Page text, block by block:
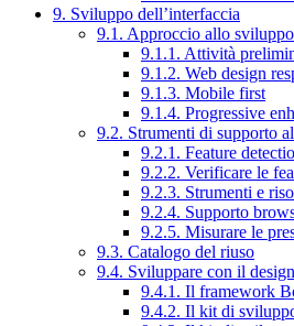
9. Sviluppo dell’interfaccia
9.1. Approccio allo sviluppo
9.1.1. Attività
9.1.2. Web design
9.1.3. Mobile first
9.1.4. Progressive
9.2. Strumenti di supporto
9.2.1. Feature
9.2.2. Verificare le
9.2.3. Strumenti e
9.2.4. Supporto
9.2.5. Misurare le
9.3. Catalogo del riuso
9.4. Sviluppare con il
9.4.1. Il framework
9.4.2. Il kit di